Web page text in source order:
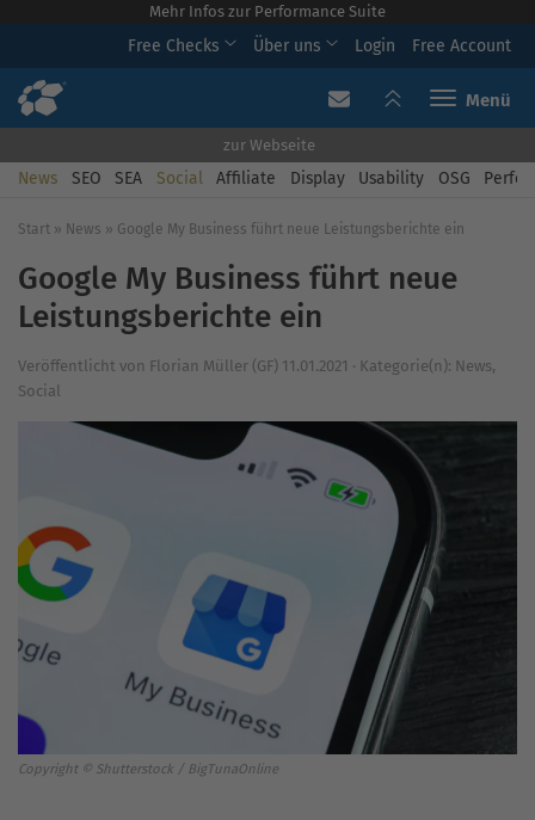
Mehr Infos zur Performance Suite
Free Checks Über uns Login Free Account
Toggle
zur Webseite
News SEO SEA Social Affiliate Display Usability OSG
Start » News » Google My Business führt neue Leistungsberichte ein
Google My Business führt neue
Leistungsberichte ein
Veröffentlicht von Florian Müller (GF) 11.01.2021 · Kategorie(n): News,
Social
Copyright © Shutterstock / BigTunaOnline